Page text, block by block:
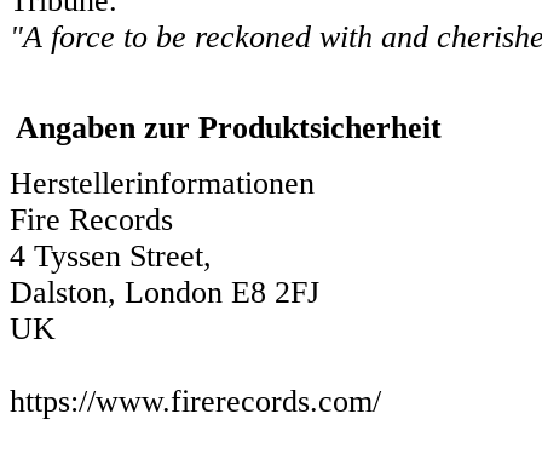
"A force to be reckoned with and
Angaben zur Produktsicherheit
Herstellerinformationen
Fire Records
4 Tyssen Street,
Dalston, London E8 2FJ
UK
https://www.firerecords.com/